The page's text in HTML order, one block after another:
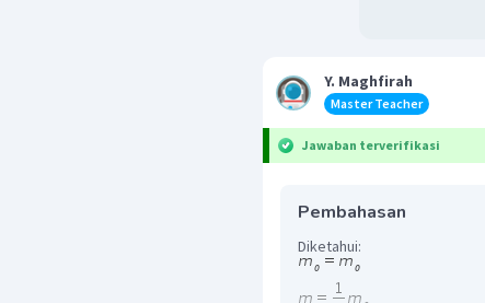
Y. Maghfirah
Master Teacher
Jawaban terverifikasi
Pembahasan
Diketahui: